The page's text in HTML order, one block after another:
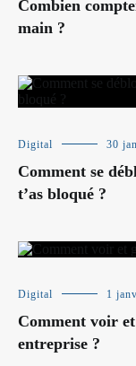
Combien
main ?
Digital 30
Comment se
t’as bloqué ?
Digital 1
Comment voir
entreprise ?